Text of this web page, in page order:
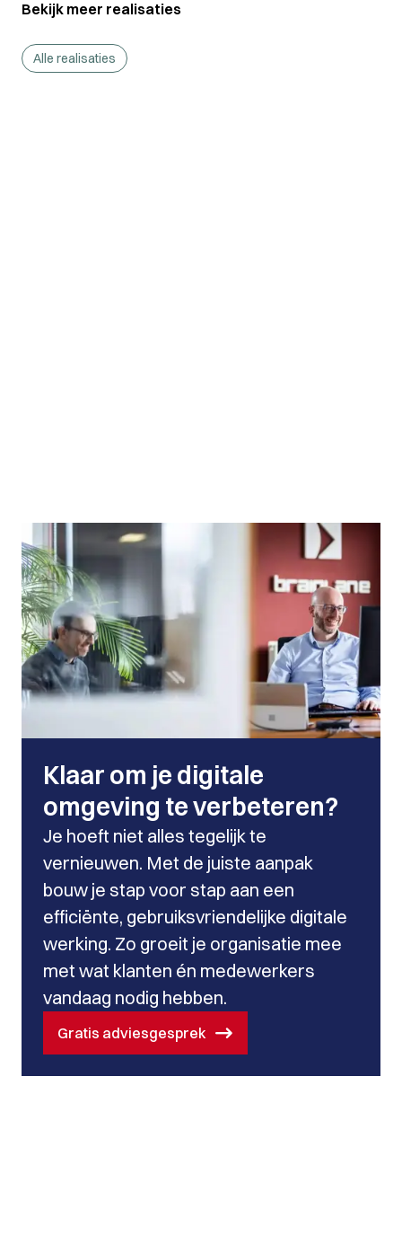
Bekijk meer realisaties
Alle realisaties
Klaar om je digitale
omgeving te verbeteren?
Je hoeft niet alles tegelijk te
vernieuwen. Met de juiste aanpak
bouw je stap voor stap aan een
efficiënte, gebruiksvriendelijke digitale
werking. Zo groeit je organisatie mee
met wat klanten én medewerkers
vandaag nodig hebben.
Gratis adviesgesprek